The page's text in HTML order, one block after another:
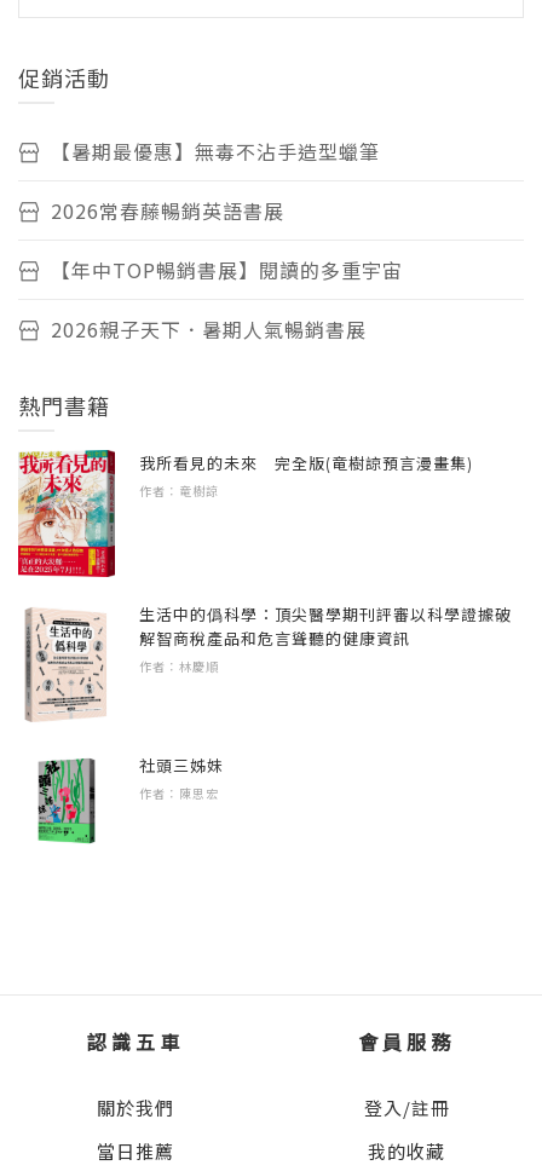
促銷活動
【暑期最優惠】無毒不沾手造型蠟筆
2026常春藤暢銷英語書展
【年中TOP暢銷書展】閱讀的多重宇宙
2026親子天下．暑期人氣暢銷書展
熱門書籍
我所看見的未來 完全版(竜樹諒預言漫畫集)
作者：竜樹諒
生活中的僞科學：頂尖醫學期刊評審以科學證據破
解智商稅產品和危言聳聽的健康資訊
作者：林慶順
社頭三姊妹
作者：陳思宏
認識五車
關於我們
當日推薦
會員服務
登入/註冊
我的收藏